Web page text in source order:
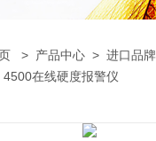
> 产品中心 >进口品牌
在线硬度报警仪